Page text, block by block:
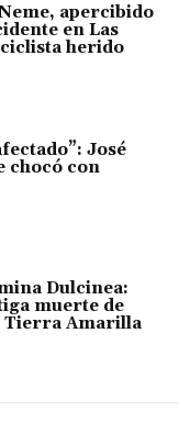
apercibido
en Las
herido
José
chocó con
Dulcinea:
muerte de
Tierra Amarilla